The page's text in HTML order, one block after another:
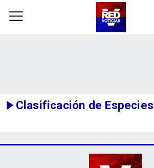
Clasificación de Especies